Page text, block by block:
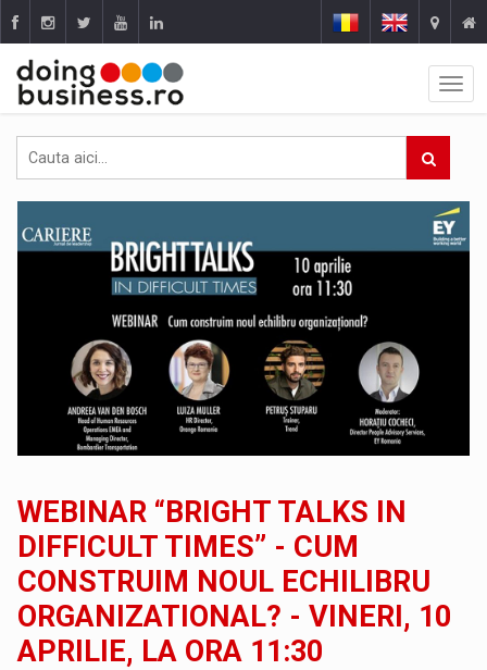
WEBINAR “BRIGHT TALKS IN
DIFFICULT TIMES” - CUM
CONSTRUIM NOUL ECHILIBRU
ORGANIZATIONAL? - VINERI, 10
APRILIE, LA ORA 11:30